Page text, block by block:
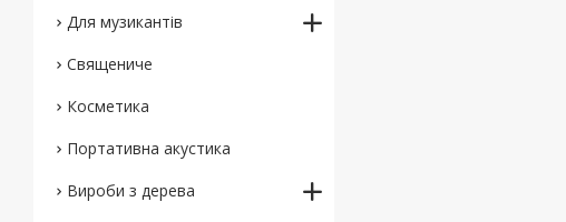
Для музикантів
Священиче
Косметика
Портативна акустика
Вироби з дерева